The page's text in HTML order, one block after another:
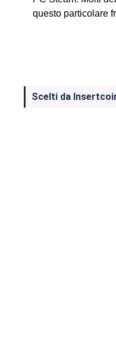
questo particolare
Scelti da